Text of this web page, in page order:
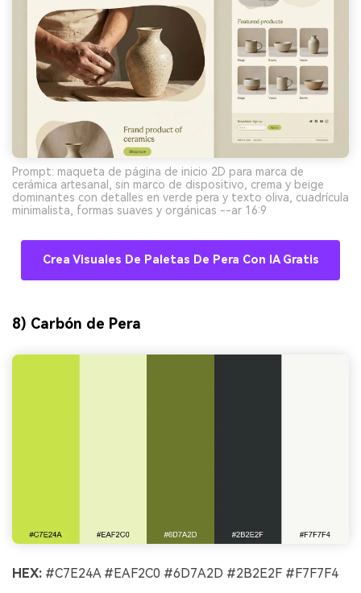
Prompt: maqueta de página de inicio 2D para marca de
cerámica artesanal, sin marco de dispositivo, crema y beige
dominantes con detalles en verde pera y texto oliva, cuadrícula
minimalista, formas suaves y orgánicas --ar 16:9
Crea Visuales De Paletas De Pera Con IA Gratis
8) Carbón de Pera
HEX: #C7E24A #EAF2C0 #6D7A2D #2B2E2F #F7F7F4